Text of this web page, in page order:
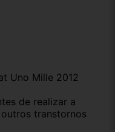
Uno Mille 2012
de realizar a
transtornos